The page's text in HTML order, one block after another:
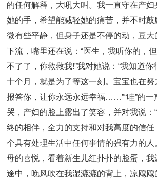
的任何解释，大吼大叫。我一直守在产
她的手，希望能减轻她的痛苦，并不时
微有些平静，但身子还是不停的动，豆
下流，嘴里还在说：“医生，我听你的，
不了了，你救救我!”我对她说：“我知道你
十个月，就是为了等这一刻。宝宝也在
报答你，让你永远永远幸福……”“哇”的一
哭，产妇的脸上露出了笑容，并对我说：
终的相伴，全力的支持和对我高度的信
个具有处理生活中任何事情的强有力的人
母的喜悦，看着新生儿红扑扑的脸蛋，
途中，晚风吹在我湿漉漉的背上，凉飕